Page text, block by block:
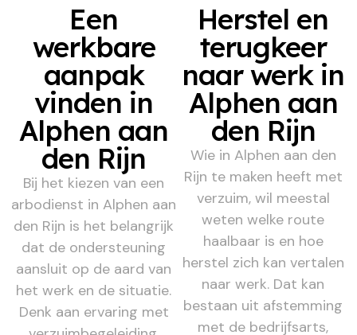
Een
werkbare
aanpak
vinden in
Alphen aan
den Rijn
Bij het kiezen van een
arbodienst in Alphen aan
den Rijn is het belangrijk
dat de ondersteuning
aansluit op de aard van
het werk en de situatie.
Denk aan ervaring met
Herstel en
terugkeer
naar werk in
Alphen aan
den Rijn
Wie in Alphen aan den
Rijn te maken heeft met
verzuim, wil meestal
weten welke route
haalbaar is en hoe
herstel zich kan vertalen
naar werk. Dat kan
bestaan uit afstemming
met de bedrijfsarts,